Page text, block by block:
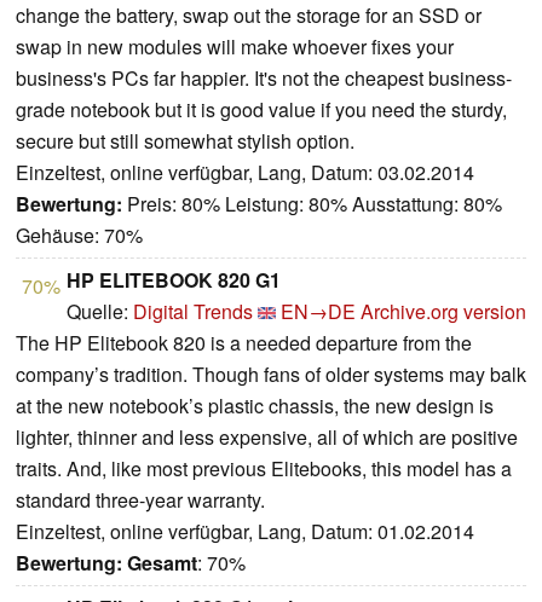
change the battery, swap out the storage for an SSD or
swap in new modules will make whoever fixes your
business's PCs far happier. It's not the cheapest business-
grade notebook but it is good value if you need the sturdy,
secure but still somewhat stylish option.
Einzeltest, online verfügbar, Lang, Datum: 03.02.2014
Bewertung: Preis: 80% Leistung: 80% Ausstattung: 80%
Gehäuse: 70%
70% HP ELITEBOOK 820 G1
Quelle: Digital Trends EN→DE Archive.org version
The HP Elitebook 820 is a needed departure from the
company’s tradition. Though fans of older systems may balk
at the new notebook’s plastic chassis, the new design is
lighter, thinner and less expensive, all of which are positive
traits. And, like most previous Elitebooks, this model has a
standard three-year warranty.
Einzeltest, online verfügbar, Lang, Datum: 01.02.2014
Bewertung: Gesamt: 70%